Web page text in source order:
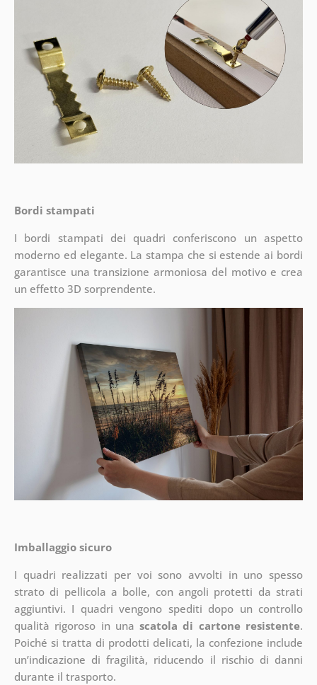
Bordi stampati
I bordi stampati dei quadri conferiscono un aspetto
moderno ed elegante. La stampa che si estende ai bordi
garantisce una transizione armoniosa del motivo e crea
un effetto 3D sorprendente.
Imballaggio sicuro
I quadri realizzati per voi sono avvolti in uno spesso
strato di pellicola a bolle, con angoli protetti da strati
aggiuntivi. I quadri vengono spediti dopo un controllo
qualità rigoroso in unascatola di cartone resistente.
Poiché si tratta di prodotti delicati, la confezione include
un’indicazione di fragilità, riducendo il rischio di danni
durante il trasporto.